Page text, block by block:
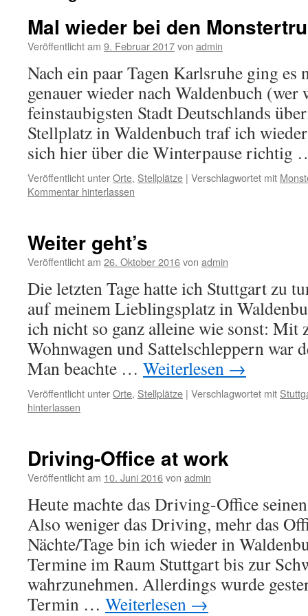
Mal wieder bei den
Veröffentlicht am 9. Februar 2017von admin
Nach ein paar Tagen Karlsruhe ging es
genauer wieder nach Waldenbuch
feinstaubigsten Stadt Deutschlands
Stellplatz in Waldenbuch traf ich
sich hier über die Winterpause
Veröffentlicht unterOrte, Stellplätze | Verschlagwortet mit
Kommentar hinterlassen
Weiter geht’s
Veröffentlicht am 26. Oktober 2016von admin
Die letzten Tage hatte ich Stuttgart zu
auf meinem Lieblingsplatz in
ich nicht so ganz alleine wie sonst: Mit
Wohnwagen und Sattelschleppern war
Man beachte … Weiterlesen →
Veröffentlicht unterOrte, Stellplätze | Verschlagwortet mit
hinterlassen
Driving-Office at work
Veröffentlicht am 10. Juni 2016von admin
Heute machte das Driving-Office
Also weniger das Driving, mehr das
Nächte/Tage bin ich wieder in
Termine im Raum Stuttgart bis zur
wahrzunehmen. Allerdings wurde
Termin … Weiterlesen →